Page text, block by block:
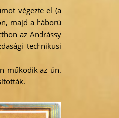
végezte el (a
majd a háború
az Andrássy
technikusi
működik az ún.